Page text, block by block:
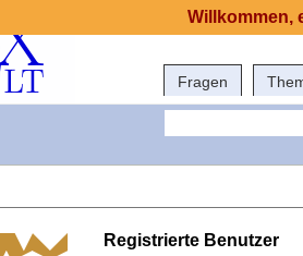
Fragen
Registrierte Benutzer
Willkommen,